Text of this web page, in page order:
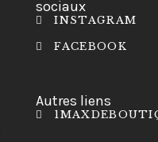
sociaux
INSTAGRAM
FACEBOOK
Autres liens